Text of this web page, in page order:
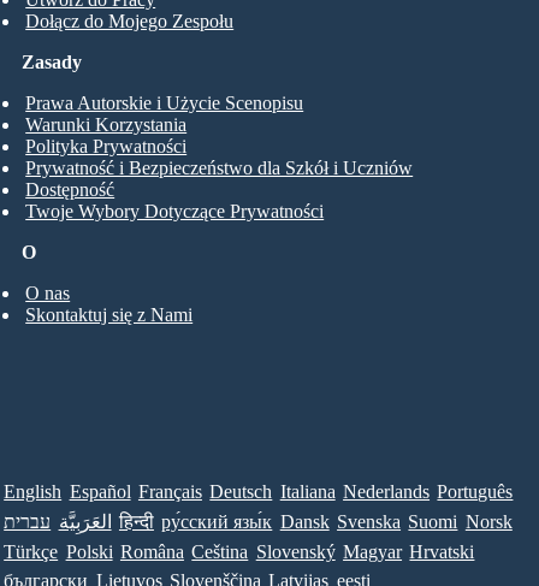
Dołącz do Mojego Zespołu
O
O nas
Skontaktuj się z Nami
Zasady
Prawa Autorskie i Użycie Scenopisu
Warunki Korzystania
Polityka Prywatności
Prywatność i Bezpieczeństwo dla Szkół i Uczniów
Dostępność
Twoje Wybory Dotyczące Prywatności
English Español Français Deutsch Italiana Nederlands Português
עברית العَرَبِيَّة हिन्दी ру́сский язы́к Dansk Svenska Suomi Norsk
Türkçe Polski Româna Ceština Slovenský Magyar Hrvatski
български Lietuvos Slovenščina Latvijas eesti